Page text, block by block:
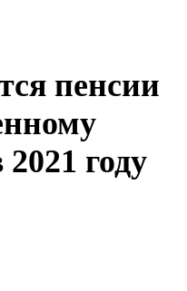
пенсии
году